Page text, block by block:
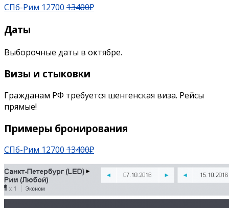
СПб-Рим 12700 13400₽
Даты
Выборочные даты в октябре.
Визы и стыковки
Гражданам РФ требуется шенгенская виза. Рейсы
прямые!
Примеры бронирования
СПб-Рим 12700 13400₽